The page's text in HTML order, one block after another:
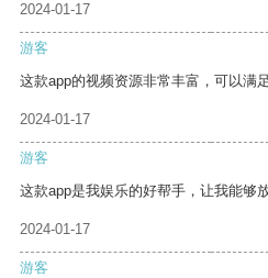
2024-01-17
游客
这款app的视频资源非常丰富，可以满
2024-01-17
游客
这款app是我娱乐的好帮手，让我能够
2024-01-17
游客